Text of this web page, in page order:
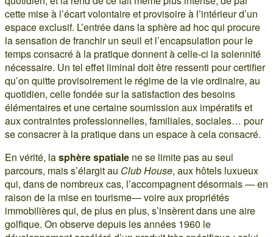
cette mise à l’écart volontaire et provisoire à l’intérieur d’un
espace exclusif. L’entrée dans la sphère ad hoc qui procure
la sensation de franchir un seuil et l’encapsulation pour le
temps consacré à la pratique donnent à celle-ci la solennité
nécessaire. Un tel effet liminal doit être ressenti pour certifier
qu’on quitte provisoirement le régime de la vie ordinaire, au
quotidien, celle fondée sur la satisfaction des besoins
élémentaires et une certaine soumission aux impératifs et
aux contraintes professionnelles, familiales, sociales… pour
se consacrer à la pratique dans un espace à cela consacré.
En vérité, lasphère spatiale ne se limite pas au seul
parcours, mais s’élargit au Club House, aux hôtels luxueux
qui, dans de nombreux cas, l’accompagnent désormais — en
raison de la mise en tourisme— voire aux propriétés
immobilières qui, de plus en plus, s’insèrent dans une aire
golfique. On observe depuis les années 1960 le